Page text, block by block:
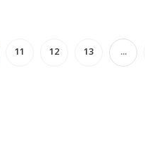
11 12 13 ...